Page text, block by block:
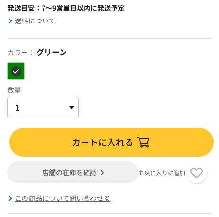
発送目安：7～9営業日以内に発送予定
送料について
カラー： グリーン
数量
カートに入れる
店舗の在庫を確認 お気に入りに追加
この商品について問い合わせる